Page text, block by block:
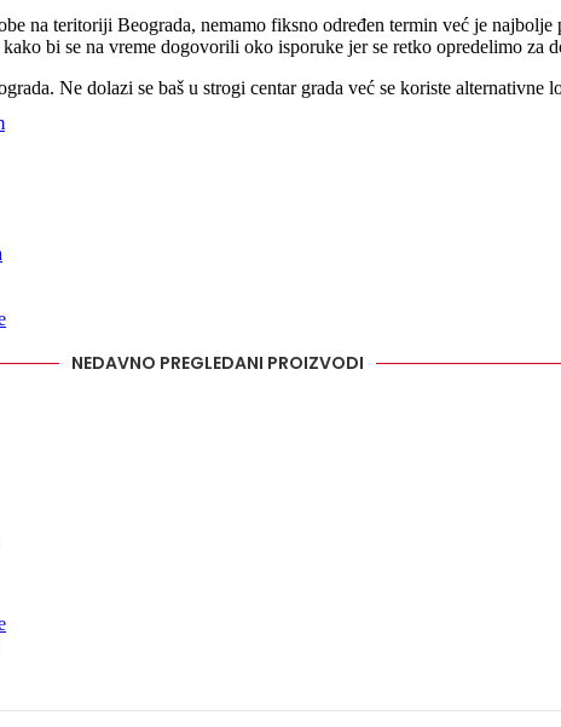
na teritoriji Beograda, nemamo fiksno određen termin već je najbolje
bi se na vreme dogovorili oko isporuke jer se retko opredelimo za
Ne dolazi se baš u strogi centar grada već se koriste
NEDAVNO PREGLEDANI PROIZVODI